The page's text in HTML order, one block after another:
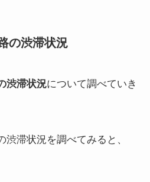
の渋滞状況
渋滞状況について調べていき
滞状況を調べてみると、